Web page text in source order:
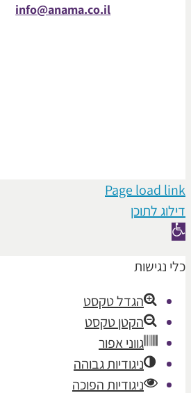
info@anama.co.il
Page load link
דילוג לתוכן
פתח
נגישות
כלי נגישות
הגדל טקסט
הקטן טקסט
גווני אפור
ניגודיות גבוהה
ניגודיות הפוכה